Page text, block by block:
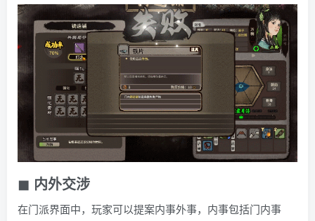
◼ 内外交涉
在门派界面中，玩家可以提案内事外事，内事包括门内事